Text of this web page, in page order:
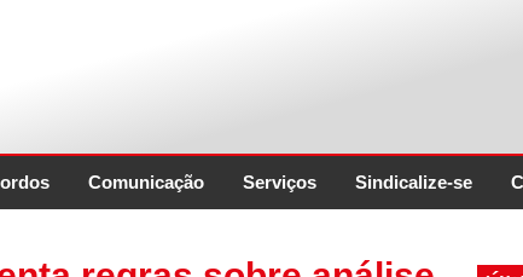
Comunicação Serviços Sindicalize-se